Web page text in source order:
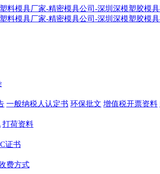
一般纳税人认定书 环保批文 增值税开票资料
打荷资料
证书
费方式